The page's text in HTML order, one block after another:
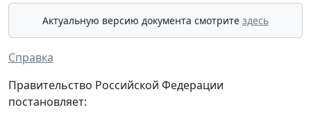
Актуальную версию документа смотрите здесь
Справка
Правительство Российской Федерации
постановляет: